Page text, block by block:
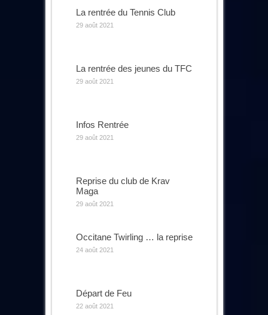
La rentrée du Tennis Club
29 août 2021
La rentrée des jeunes du TFC
29 août 2021
Infos Rentrée
29 août 2021
Reprise du club de Krav
Maga
29 août 2021
Occitane Twirling … la reprise
24 août 2021
Départ de Feu
22 août 2021